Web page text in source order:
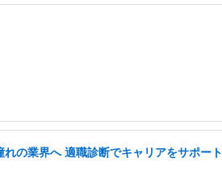
の業界へ 適職診断でキャリアをサポート